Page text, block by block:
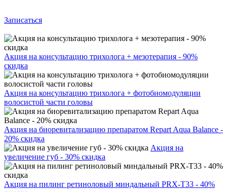
Записаться
Акция на консультацию трихолога + мезотерапия - 90%
скидка
Акция на консультацию трихолога + фотобиомодуляции
волосистой части головы
Акция на биоревитализацию препаратом Repart Aqua Balance -
20% скидка
Акция на
увеличение губ - 30% скидка
Акция на пилинг ретиноловый миндальный PRX-T33 - 40%